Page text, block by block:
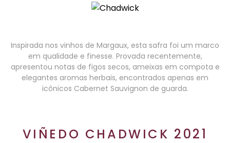
Inspirada nos vinhos de Margaux, esta safra foi um marco
em qualidade e finesse. Provada recentemente,
apresentou notas de figos secos, ameixas em compota e
elegantes aromas herbais, encontrados apenas em
icônicos Cabernet Sauvignon de guarda.
VIÑEDO CHADWICK 2021